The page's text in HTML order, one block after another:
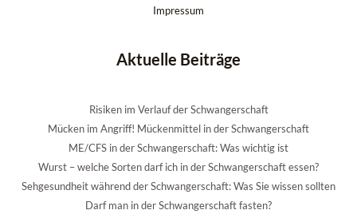
Impressum
Aktuelle Beiträge
Risiken im Verlauf der Schwangerschaft
Mücken im Angriff! Mückenmittel in der Schwangerschaft
ME/CFS in der Schwangerschaft: Was wichtig ist
Wurst – welche Sorten darf ich in der Schwangerschaft essen?
Sehgesundheit während der Schwangerschaft: Was Sie wissen sollten
Darf man in der Schwangerschaft fasten?